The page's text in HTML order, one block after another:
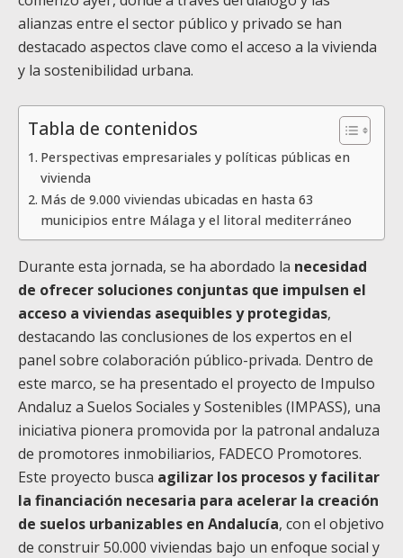
alianzas entre el sector público y privado se han
destacado aspectos clave como el acceso a la vivienda
y la sostenibilidad urbana.
Tabla de contenidos
Perspectivas empresariales y políticas públicas en
vivienda
Más de 9.000 viviendas ubicadas en hasta 63
municipios entre Málaga y el litoral mediterráneo
Durante esta jornada, se ha abordado la necesidad
de ofrecer soluciones conjuntas que impulsen el
acceso a viviendas asequibles y protegidas,
destacando las conclusiones de los expertos en el
panel sobre colaboración público-privada. Dentro de
este marco, se ha presentado el proyecto de Impulso
Andaluz a Suelos Sociales y Sostenibles (IMPASS), una
iniciativa pionera promovida por la patronal andaluza
de promotores inmobiliarios, FADECO Promotores.
Este proyecto busca agilizar los procesos y facilitar
la financiación necesaria para acelerar la creación
de suelos urbanizables en Andalucía, con el objetivo
de construir 50.000 viviendas bajo un enfoque social y